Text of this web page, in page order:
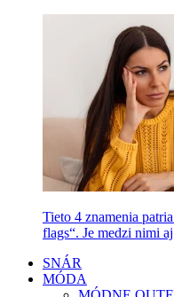
Tieto 4 znamenia
flags“. Je medzi nimi
SNÁR
MÓDA